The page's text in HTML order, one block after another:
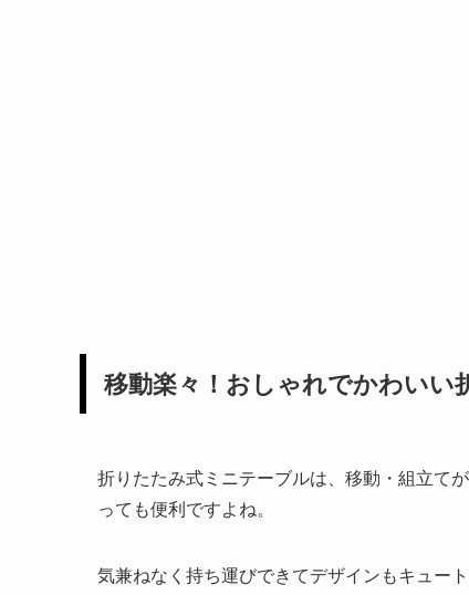
移動楽々！おしゃれでかわいい
折りたたみ式ミニテーブルは、移動・組立て
っても便利ですよね。
気兼ねなく持ち運びできてデザインもキュー